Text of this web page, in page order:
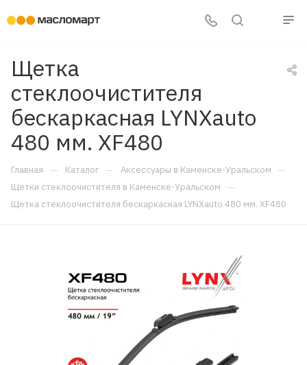
Щетка
стеклоочистителя
бескаркасная LYNXauto
480 мм. XF480
Главная — Каталог — Аксессуары в Каменске-Уральском —
Щётки стеклоочистителя в Каменске-Уральском —
Щетка стеклоочистителя бескаркасная LYNXauto 480 мм. XF480